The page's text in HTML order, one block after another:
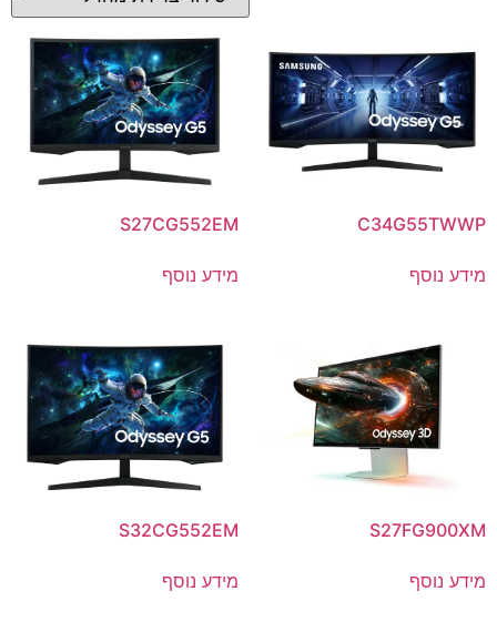
C34G55TWWP
מידע נוסף
S27CG552EM
מידע נוסף
S27FG900XM
מידע נוסף
S32CG552EM
מידע נוסף